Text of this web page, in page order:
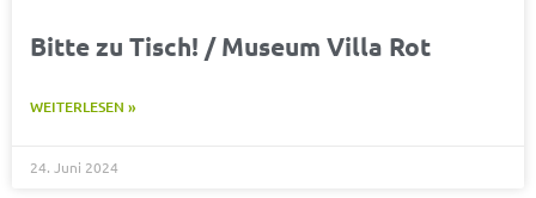
Bitte zu Tisch! / Museum Villa Rot
WEITERLESEN »
24. Juni 2024